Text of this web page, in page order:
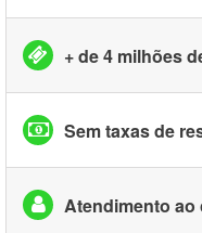
+ de 4 milhões
Sem taxas de
Atendimento ao